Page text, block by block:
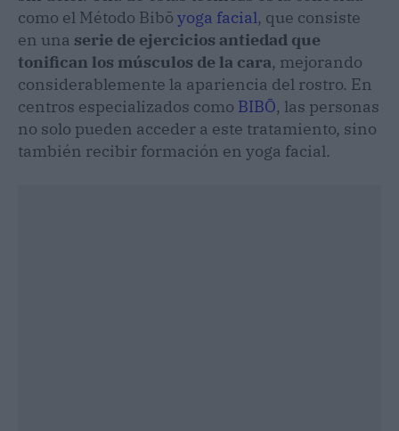
como el Método Bibō yoga facial, que consiste
en una serie de ejercicios antiedad que
tonifican los músculos de la cara, mejorando
considerablemente la apariencia del rostro. En
centros especializados como BIBŌ, las personas
no solo pueden acceder a este tratamiento, sino
también recibir formación en yoga facial.